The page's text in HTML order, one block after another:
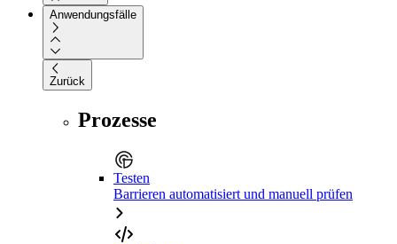
Anwendungsfälle
Zurück
Prozesse
Testen
Barrieren automatisiert und manuell prüfen